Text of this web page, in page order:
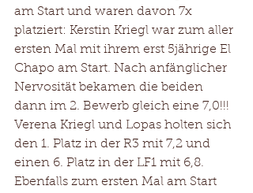
am Start und waren davon 7x
platziert: Kerstin Kriegl war zum aller
ersten Mal mit ihrem erst 5jährige El
Chapo am Start. Nach anfänglicher
Nervosität bekamen die beiden
dann im 2. Bewerb gleich eine 7,0!!!
Verena Kriegl und Lopas holten sich
den 1. Platz in der R3 mit 7,2 und
einen 6. Platz in der LF1 mit 6,8.
Ebenfalls zum ersten Mal am Start